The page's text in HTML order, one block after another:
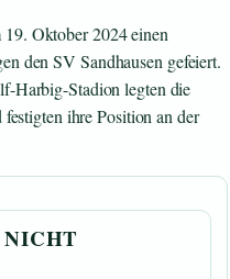
Oktober 2024 einen
den SV Sandhausen gefeiert.
Harbig-Stadion legten die
ihre Position an der